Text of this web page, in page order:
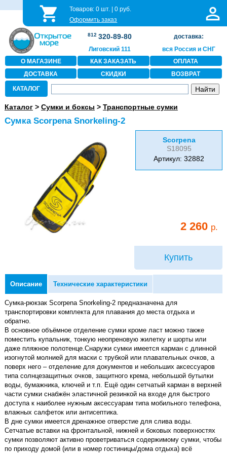
Товаров:0 шт. |0 руб.
Оформить заказ
812 320-89-80
Лиговский 111
доставка:
вся Россия и СНГ
О МАГАЗИНЕ
КАК ЗАКАЗАТЬ
ОПЛАТА
ДОСТАВКА
СКИДКИ ВОЗВРАТ
КАТАЛОГ
Каталог> Сумки и боксы > Транспортные сумки
Сумка Scorpena Snorkeling-2
Scorpena
S18095
Артикул: 32882
2 260 р.
Купить
Описание Технические характеристики
Сумка-рюкзак Scorpena Snorkeling-2 предназначена для
транспортировки комплекта для плавания до места отдыха и
обратно.
В основное объёмное отделение сумки кроме ласт можно также
поместить купальник, тонкую неопреновую жилетку и шорты или
даже пляжное полотенце.Снаружи сумки имеется карман с длинной
изогнутой молнией для маски с трубкой или плавательных очков, а
поверх него – отделение для документов и небольших аксессуаров
типа солнцезащитных очков, защитного крема, небольшой бутылки
воды, бумажника, ключей и т.п. Ещё один сетчатый карман в верхней
части сумки снабжён эластичной резинкой на входе для быстрого
доступа к наиболее нужным аксессуарам типа мобильного телефона,
влажных салфеток или антисептика.
В дне сумки имеется дренажное отверстие для слива воды.
Сетчатые вставки на фронтальной, нижней и боковых поверхностях
сумки позволяют активно проветриваться содержимому сумки, чтобы
по приходу домой (или в номер гостиницы/дома отдыха) всё